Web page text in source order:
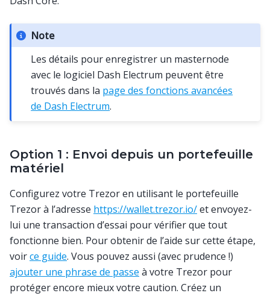
Note
Les détails pour enregistrer un masternode
avec le logiciel Dash Electrum peuvent être
trouvés dans la page des fonctions avancées
de Dash Electrum.
Option 1 : Envoi depuis un portefeuille
matériel
Configurez votre Trezor en utilisant le portefeuille
Trezor à l’adresse https://wallet.trezor.io/et envoyez-
lui une transaction d’essai pour vérifier que tout
fonctionne bien. Pour obtenir de l’aide sur cette étape,
voirce guide. Vous pouvez aussi (avec prudence !)
ajouter une phrase de passe à votre Trezor pour
protéger encore mieux votre caution. Créez un